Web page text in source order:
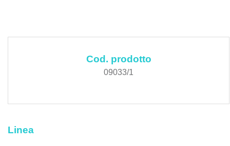
Cod. prodotto
09033/1
Linea